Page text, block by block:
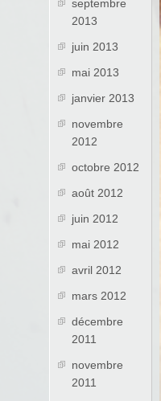
septembre
2013
juin 2013
mai 2013
janvier 2013
novembre
2012
octobre 2012
août 2012
juin 2012
mai 2012
avril 2012
mars 2012
décembre
2011
novembre
2011